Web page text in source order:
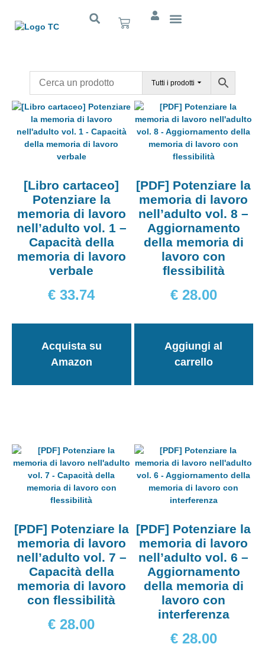
Tutti i prodotti
[Libro cartaceo]
Potenziare la
memoria di lavoro
nell’adulto vol. 1 –
Capacità della
memoria di lavoro
verbale
€ 33.74
Acquista su
Amazon
[PDF] Potenziare la
memoria di lavoro
nell’adulto vol. 8 –
Aggiornamento
della memoria di
lavoro con
flessibilità
€28.00
Aggiungi al
carrello
[PDF] Potenziare la
memoria di lavoro
nell’adulto vol. 7 –
Capacità della
memoria di lavoro
con flessibilità
€ 28.00
[PDF] Potenziare la
memoria di lavoro
nell’adulto vol. 6 –
Aggiornamento
della memoria di
lavoro con
interferenza
€28.00